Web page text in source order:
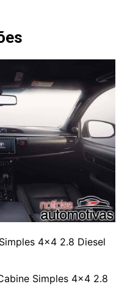
4×4 2.8 Diesel
Simples 4×4 2.8